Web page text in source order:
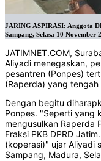
JARING ASPIRASI: Anggota
Sampang, Selasa 10 November
JATIMNET.COM,
Aliyadi menegaskan,
pesantren (Ponpes)
(Raperda) yang tengah
Dengan begitu
Ponpes. "Seperti yang
mengusulkan Raperda
Fraksi PKB DPRD
(koperasi)" ujar Aliyadi
Sampang, Madura,